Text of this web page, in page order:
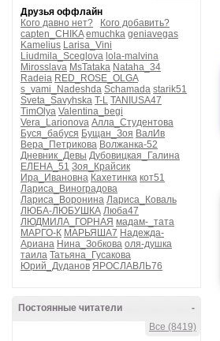
Друзья оффлайн
Кого давно нет?
Кого добавить?
capten_CHIKA emuchka geniavegas
Kamelius Larisa_Vini
Liudmila_Sceglova lola-malvina
Mirosslava MsTataka Nataha_34
Radeia RED_ROSE_OLGA
s_vami_Nadeshda Schamada starik51
Sveta_Savyhska T-L TANIUSA47
TimOlya Valentina_begi
Vera_Larionova Алла_Студентова
Буся_бабуся Бущан_Зоя ВалИв
Вера_Петрикова Волжанка-52
Дневник_Девы Дубовицкая_Галина
ЕЛЕНА_51 Зоя_Крайсик
Ира_Ивановна Кахетинка кот51
Лариса_Виноградова
Лариса_Воронина Лариса_Коваль
ЛЮБА-ЛЮБУШКА Люба47
ЛЮДМИЛА_ГОРНАЯ мадам-_тата
МАРГО-К МАРЬЯША7 Надежда-
Ариана Нина_Зобкова оля-душка
таила Татьяна_Гусакова
Юрий_Дуданов ЯРОСЛАВЛЬ76
-
Постоянные читатели
Все (8419)